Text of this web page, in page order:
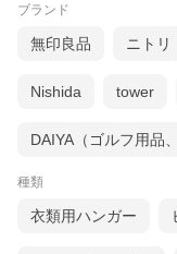
約1cmの薄さで従来の
ローゼット内の収納
商品詳細
ブランド
無印良品 ニトリ
Nishida tower
DAIYA（ゴルフ用品
種類
衣類用ハンガー